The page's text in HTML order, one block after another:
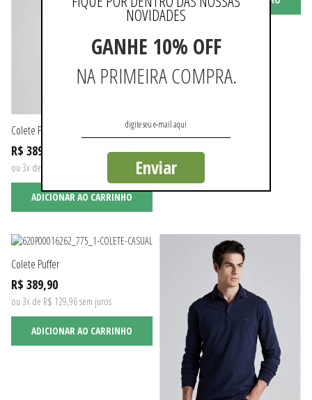
Colete Puffer
R$ 389,90
ou 3x de R$ 129,96 sem juros
ADICIONAR AO CARRINHO
Colete Puffer
R$ 389,90
ou 3x de R$ 129,96 sem juros
ADICIONAR AO CARRINHO
NOVIDADES
GANHE 10% OFF
NA PRIMEIRA COMPRA.
Enviar